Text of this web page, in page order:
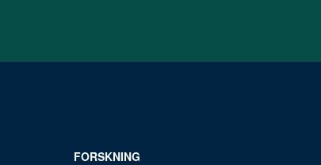
FORSKNING